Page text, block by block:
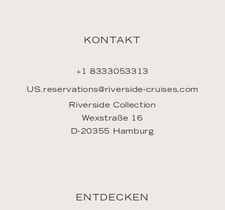
KONTAKT
+1 8333053313
US.reservations@riverside-cruises.com
Riverside Collection
Wexstraße 16
D-20355 Hamburg
ENTDECKEN